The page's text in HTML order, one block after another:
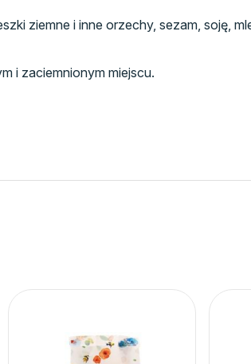
ziemne i inne orzechy, sezam, soję,
i zaciemnionym miejscu.